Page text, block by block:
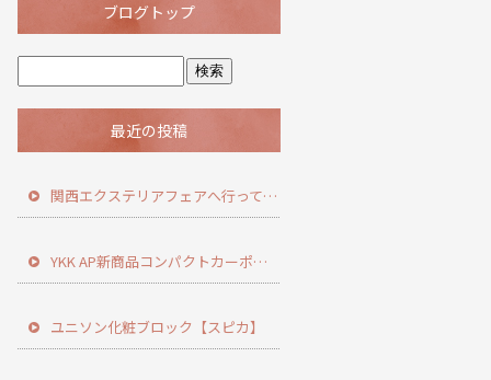
ブログトップ
最近の投稿
関西エクステリアフェアへ行ってきました
YKK AP新商品コンパクトカーポート登場！
ユニソン化粧ブロック【スピカ】